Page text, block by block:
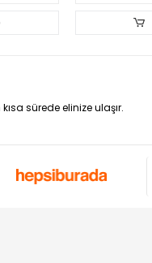
sürede elinize ulaşır.